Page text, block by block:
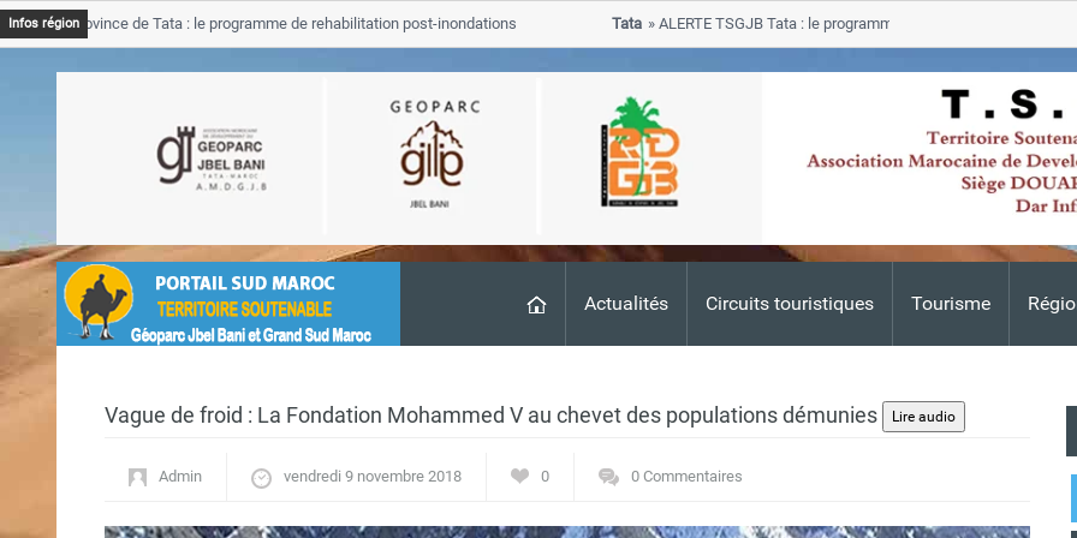
Actualités Circuits touristiques Tourisme
Infos région
Province de Tata : le programme de rehabilitation post-inondations
ALERTE TSGJB Tata : le programme de rehabilitation post-
progresse dans les zones sinistrees
Vague de froid : La Fondation Mohammed V au chevet des populations démunies
Admin vendredi 9 novembre 2018 0 0 Commentaires